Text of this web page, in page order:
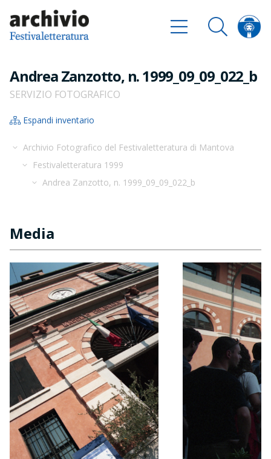
Andrea Zanzotto, n. 1999_09_09_022_b
SERVIZIO FOTOGRAFICO
Espandi inventario
Archivio Fotografico del Festivaletteratura di Mantova
Festivaletteratura 1999
Andrea Zanzotto, n. 1999_09_09_022_b
Media